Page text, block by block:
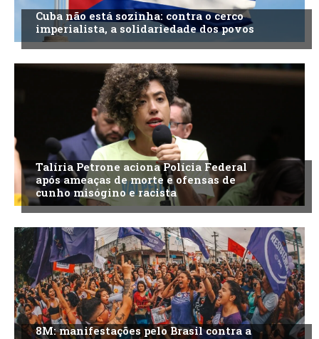
Cuba não está sozinha: contra o cerco
imperialista, a solidariedade dos povos
Talíria Petrone aciona Polícia Federal
após ameaças de morte e ofensas de
cunho misógino e racista
8M: manifestações pelo Brasil contra a